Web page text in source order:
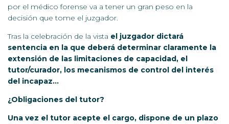
por el médico forense va a tener un gran peso en la
decisión que tome el juzgador.
Tras la celebración de la vista el juzgador dictará
sentencia en la que deberá determinar claramente la
extensión de las limitaciones de capacidad, el
tutor/curador, los mecanismos de control del interés
del incapaz…
¿Obligaciones del tutor?
Una vez el tutor acepte el cargo, dispone de un plazo